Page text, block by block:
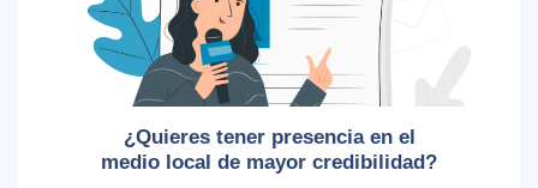
¿Quieres tener presencia en el
medio local de mayor credibilidad?